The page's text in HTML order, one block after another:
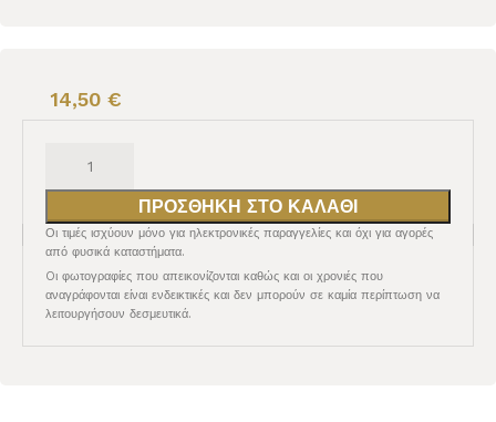
14,50 €
ΠΡΟΣΘΉΚΗ ΣΤΟ ΚΑΛΆΘΙ
Οι τιμές ισχύουν μόνο για ηλεκτρονικές παραγγελίες και όχι για αγορές
από φυσικά καταστήματα.
Oι φωτογραφίες που απεικονίζονται καθώς και οι χρονιές που
αναγράφονται είναι ενδεικτικές και δεν μπορούν σε καμία περίπτωση να
λειτουργήσουν δεσμευτικά.